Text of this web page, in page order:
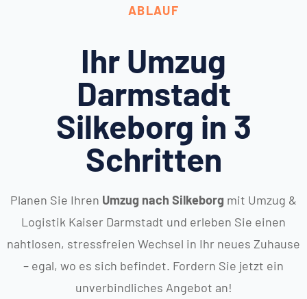
ABLAUF
Ihr Umzug
Darmstadt
Silkeborg in 3
Schritten
Planen Sie Ihren Umzug nach Silkeborg mit Umzug &
Logistik Kaiser Darmstadt und erleben Sie einen
nahtlosen, stressfreien Wechsel in Ihr neues Zuhause
– egal, wo es sich befindet. Fordern Sie jetzt ein
unverbindliches Angebot an!